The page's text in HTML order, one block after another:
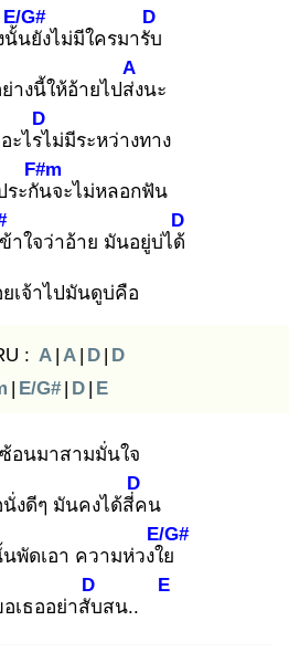
นั้น
E/G#
ยังไม่มีใครมารับ
D
างนี้ให้อ้ายไปส่ง
A
นะ
ะไรไ
D
ม่มีระหว่างทาง
ระกัน
F#m
จะไม่หลอกฟัน
ข้าใจว่าอ้าย มันอยู่บ่ได้
D
เจ้าไปมันดูบ่คือ
: A | A | D | D
| E/G# | D | E
อนมาสามมั่นใจ
นั่งดีๆ มันคงได้สี่ค
D
น
พัดเอา ความห่วงใย
E/G#
เธออย่าสับ
D
สน..
E